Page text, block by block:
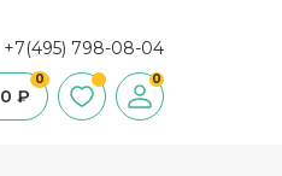
+7(495) 798-08-04
0
0 ₽
0